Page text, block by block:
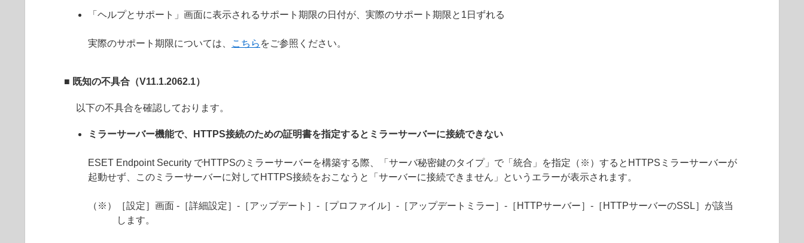
「ヘルプとサポート」画面に表示されるサポート期限の日付が、実際のサポート期限と1日ずれる
実際のサポート期限については、 こちら をご参照ください。
■ 既知の不具合（V11.1.2062.1）
以下の不具合を確認しております。
ミラーサーバー機能で、HTTPS接続のための証明書を指定するとミラーサーバーに接続できない
ESET Endpoint Security でHTTPSのミラーサーバーを構築する際、「サーバ秘密鍵のタイプ」で「統合」を指定（※）するとHTTPSミラーサーバーが
起動せず、このミラーサーバーに対してHTTPS接続をおこなうと「サーバーに接続できません」というエラーが表示されます。
（※）［設定］画面 -［詳細設定］-［アップデート］-［プロファイル］-［アップデートミラー］-［HTTPサーバー］-［HTTPサーバーのSSL］が該当
します。